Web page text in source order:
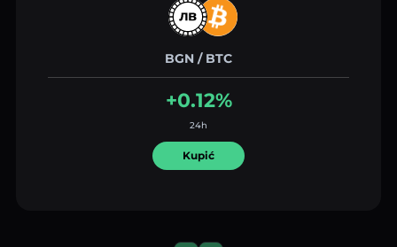
BGN / BTC
+0.12%
24h
Kupić